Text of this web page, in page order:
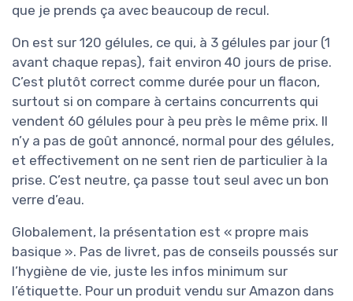
que je prends ça avec beaucoup de recul.
On est sur 120 gélules, ce qui, à 3 gélules par jour (1
avant chaque repas), fait environ 40 jours de prise.
C’est plutôt correct comme durée pour un flacon,
surtout si on compare à certains concurrents qui
vendent 60 gélules pour à peu près le même prix. Il
n’y a pas de goût annoncé, normal pour des gélules,
et effectivement on ne sent rien de particulier à la
prise. C’est neutre, ça passe tout seul avec un bon
verre d’eau.
Globalement, la présentation est « propre mais
basique ». Pas de livret, pas de conseils poussés sur
l’hygiène de vie, juste les infos minimum sur
l’étiquette. Pour un produit vendu sur Amazon dans